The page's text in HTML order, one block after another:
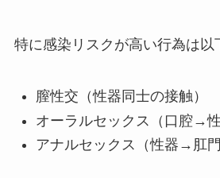
特に感染リスクが高い行為は以
膣性交（性器同士の接触）
オーラルセックス（口腔→
アナルセックス（性器→肛